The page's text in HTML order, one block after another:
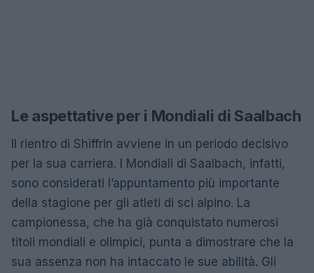
Le aspettative per i Mondiali di Saalbach
Il rientro di Shiffrin avviene in un periodo decisivo
per la sua carriera. I Mondiali di Saalbach, infatti,
sono considerati l’appuntamento più importante
della stagione per gli atleti di sci alpino. La
campionessa, che ha già conquistato numerosi
titoli mondiali e olimpici, punta a dimostrare che la
sua assenza non ha intaccato le sue abilità. Gli